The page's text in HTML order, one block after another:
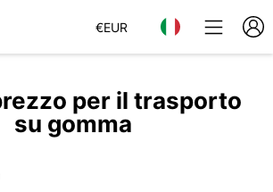
€EUR
per il trasporto
su gomma